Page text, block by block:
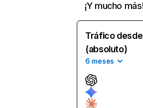
¡Y mucho
Tráfico
(absoluto)
6 meses